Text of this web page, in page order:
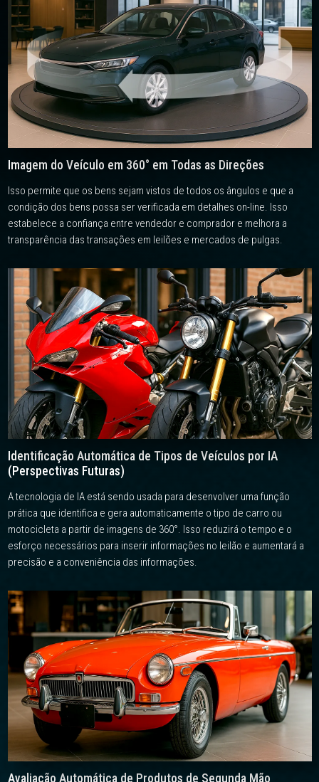
Imagem do Veículo em 360° em Todas as Direções
Isso permite que os bens sejam vistos de todos os ângulos e que a
condição dos bens possa ser verificada em detalhes on-line. Isso
estabelece a confiança entre vendedor e comprador e melhora a
transparência das transações em leilões e mercados de pulgas.
Identificação Automática de Tipos de Veículos por IA
(Perspectivas Futuras)
A tecnologia de IA está sendo usada para desenvolver uma função
prática que identifica e gera automaticamente o tipo de carro ou
motocicleta a partir de imagens de 360°. Isso reduzirá o tempo e o
esforço necessários para inserir informações no leilão e aumentará a
precisão e a conveniência das informações.
Avaliação Automática de Produtos de Segunda Mão